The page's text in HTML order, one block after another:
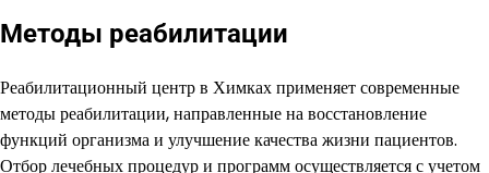
Методы реабилитации
Реабилитационный центр в Химках применяет современные
методы реабилитации, направленные на восстановление
функций организма и улучшение качества жизни пациентов.
Отбор лечебных процедур и программ осуществляется с учетом